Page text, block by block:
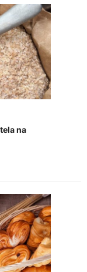
na